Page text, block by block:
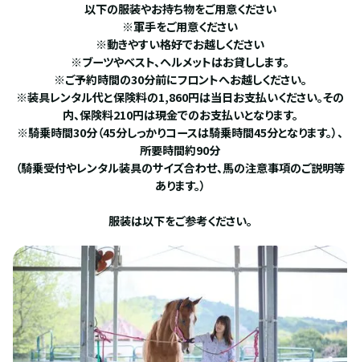
以下の服装やお持ち物をご用意ください
※軍手をご用意ください
※動きやすい格好でお越しください
※ブーツやベスト、ヘルメットはお貸しします。
※ご予約時間の30分前にフロントへお越しください。
※装具レンタル代と保険料の1,860円は当日お支払いください。その
内、保険料210円は現金でのお支払いとなります。
※騎乗時間30分（45分しっかりコースは騎乗時間45分となります。）、
所要時間約90分
（騎乗受付やレンタル装具のサイズ合わせ、馬の注意事項のご説明等
あります。）
服装は以下をご参考ください。